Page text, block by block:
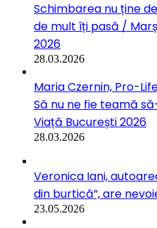
Schimbarea nu ține
de mult îți pasă /
2026
28.03.2026
Maria Czernin, Pro-
Să nu ne fie teamă
Viață București 2026
28.03.2026
Veronica Iani,
din burtică”, are
23.05.2026